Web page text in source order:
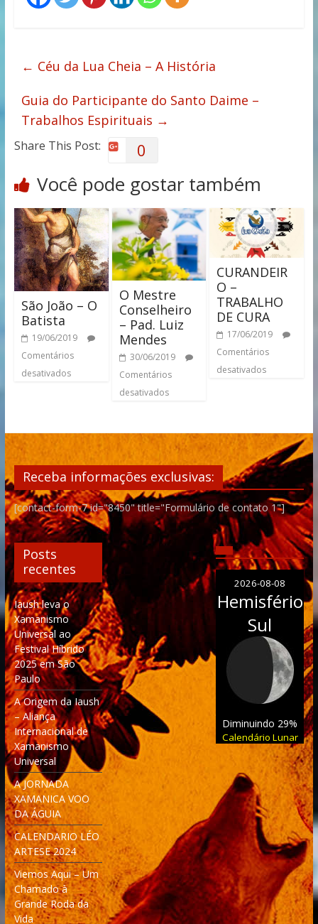
← Céu da Lua Cheia – A História
Guia do Participante do Santo Daime –
Trabalhos Espirituais →
Share This Post: 0
Você pode gostar também
São João – O
Batista
19/06/2019
Comentários
desativados
O Mestre
Conselheiro
– Pad. Luiz
Mendes
30/06/2019
Comentários
desativados
CURANDEIR
O –
TRABALHO
DE CURA
17/06/2019
Comentários
desativados
Receba informações exclusivas:
[contact-form-7 id="8450" title="Formulário de contato 1"]
Posts
recentes
Iaush leva o
Xamanismo
Universal ao
Festival Híbrido
2025 em São
Paulo
A Origem da Iaush
– Aliança
Internacional de
Xamanismo
Universal
A JORNADA
XAMANICA VOO
DA ÁGUIA
CALENDARIO LÉO
ARTESE 2024
Viemos Aqui – Um
Chamado à
Grande Roda da
Vida
2026-08-08
Hemisfério
Sul
Diminuindo 29%
Calendário Lunar